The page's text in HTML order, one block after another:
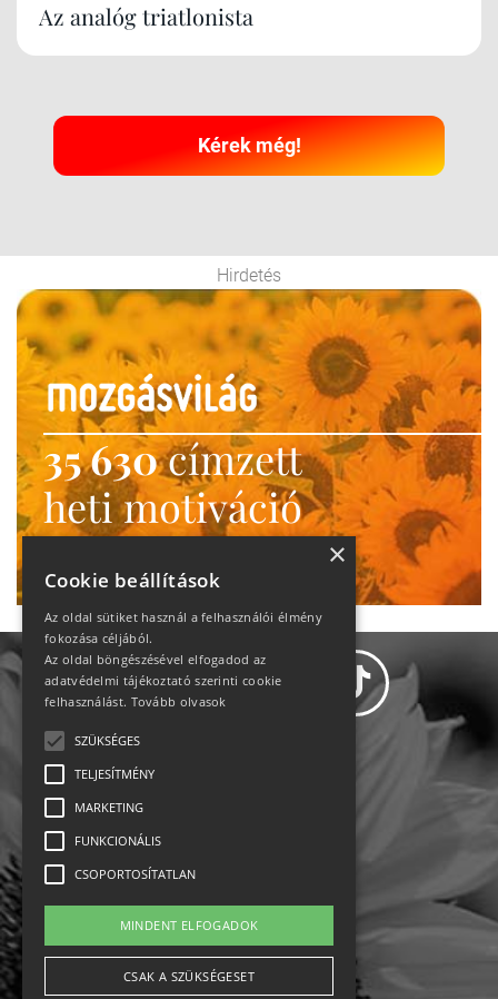
Az analóg triatlonista
Kérek még!
Hirdetés
35 630címzett
heti motiváció
Ne maradj le!
Impresszum-kapcsolat
Jogi nyilatkozat
Rólunk
×
Cookie beállítások
Az oldal sütiket használ a felhasználói élmény
fokozása céljából.
Az oldal böngészésével elfogadod az
adatvédelmi tájékoztató szerinti cookie
felhasználást. Tovább olvasok
SZÜKSÉGES
TELJESÍTMÉNY
MARKETING
FUNKCIONÁLIS
CSOPORTOSÍTATLAN
MINDENT ELFOGADOK
CSAK A SZÜKSÉGESET